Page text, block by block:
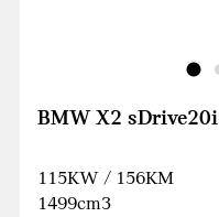
BMW X2 sDrive20i
115KW / 156KM
1499cm3